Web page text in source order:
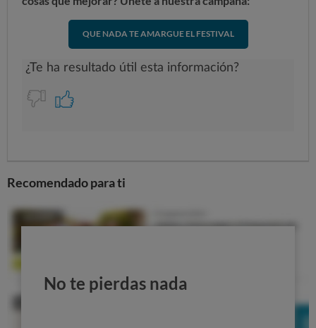
QUE NADA TE AMARGUE EL FESTIVAL
Recomendado para ti
No te pierdas nada